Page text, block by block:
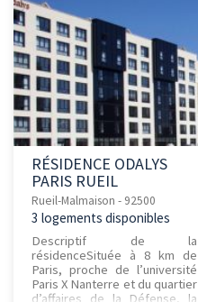
RÉSIDENCE ODALYS
PARIS RUEIL
Rueil-Malmaison - 92500
3 logements disponibles
Descriptif de la
résidenceSituée à 8 km de
Paris, proche de l’université
Paris X Nanterre et du quartier
d’affaires de la Défense, la